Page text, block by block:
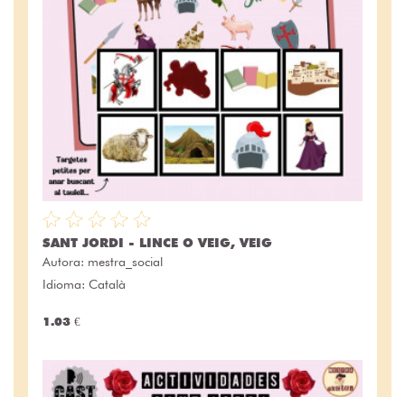
SANT JORDI - LINCE O VEIG, VEIG
Autora: mestra_social
Idioma: Català
1.03 €